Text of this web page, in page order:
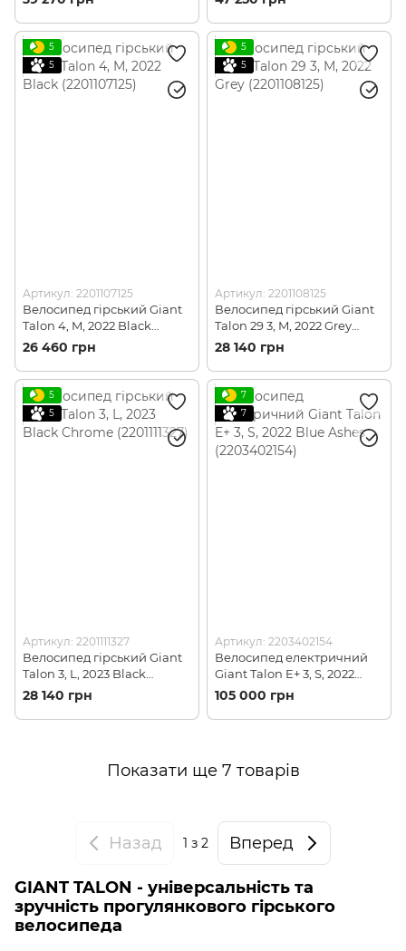
5
5
Артикул: 2201107125
Велосипед гірський Giant
Talon 4, M, 2022 Black
(2201107125)
26 460 грн
5
5
Артикул: 2201108125
Велосипед гірський Giant
Talon 29 3, M, 2022 Grey
(2201108125)
28 140 грн
5
5
Артикул: 2201111327
Велосипед гірський Giant
Talon 3, L, 2023 Black
Chrome (2201111327)
28 140 грн
7
7
Артикул: 2203402154
Велосипед електричний
Giant Talon E+ 3, S, 2022
Blue Ashes (2203402154)
105 000 грн
Показати ще 7 товарів
Назад 1 з 2 Вперед
GIANT TALON - універсальність та
зручність прогулянкового гірського
велосипеда